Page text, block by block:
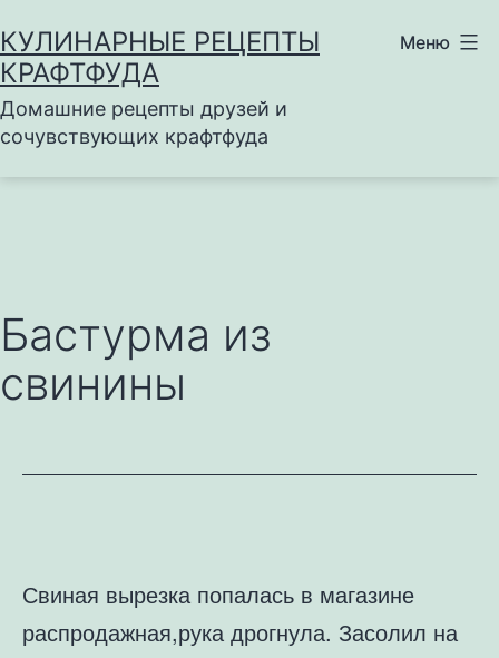
к
содержимому
КУЛИНАРНЫЕ РЕЦЕПТЫ
КРАФТФУДА
Домашние рецепты друзей и
сочувствующих крафтфуда
Меню
Бастурма из
свинины
Свиная вырезка попалась в магазине
распродажная,рука дрогнула. Засолил на